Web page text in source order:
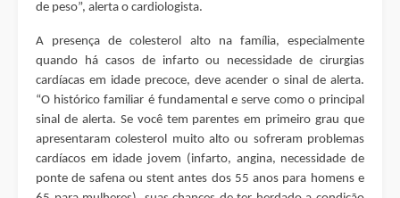
de peso”, alerta o cardiologista.
A presença de colesterol alto na família, especialmente
quando há casos de infarto ou necessidade de cirurgias
cardíacas em idade precoce, deve acender o sinal de alerta.
“O histórico familiar é fundamental e serve como o principal
sinal de alerta. Se você tem parentes em primeiro grau que
apresentaram colesterol muito alto ou sofreram problemas
cardíacos em idade jovem (infarto, angina, necessidade de
ponte de safena ou stent antes dos 55 anos para homens e